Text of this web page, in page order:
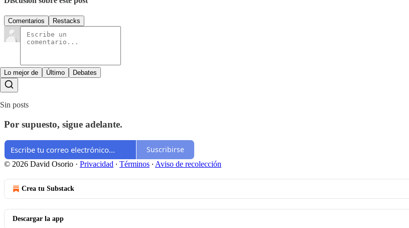
Comentarios Restacks
Lo mejor de Último Debates
Sin posts
Por supuesto, sigue adelante.
Suscribirse
© 2026 David Osorio · Privacidad ∙ Términos ∙ Aviso de recolección
Crea tu Substack
Descargar la app